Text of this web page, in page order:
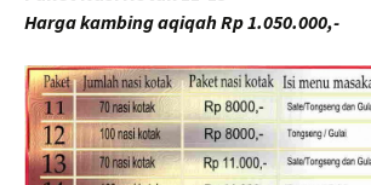
Harga kambing aqiqah Rp 1.050.000,-